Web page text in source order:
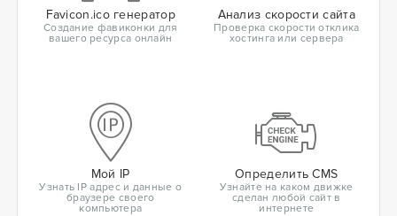
Favicon.ico генератор
Создание фавиконки для
вашего ресурса онлайн
Анализ скорости сайта
Проверка скорости отклика
хостинга или сервера
Мой IP
Узнать IP адрес и данные о
браузере своего
компьютера
Определить CMS
Узнайте на каком движке
сделан любой сайт в
интернете